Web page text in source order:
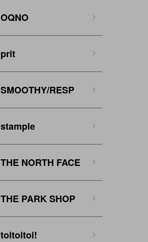
OQNO
prit
SMOOTHY/RESP
stample
THE NORTH FACE
THE PARK SHOP
toitoitoi!